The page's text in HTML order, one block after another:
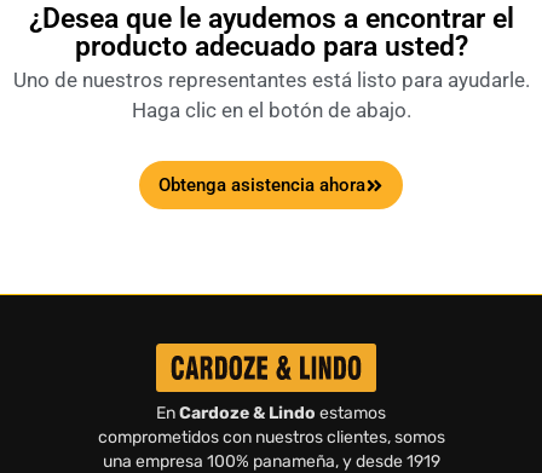
¿Desea que le ayudemos a encontrar el
producto adecuado para usted?
Uno de nuestros representantes está listo para ayudarle.
Haga clic en el botón de abajo.
Obtenga asistencia ahora
EnCardoze & Lindo estamos
comprometidos con nuestros clientes, somos
una empresa 100% panameña, y desde 1919